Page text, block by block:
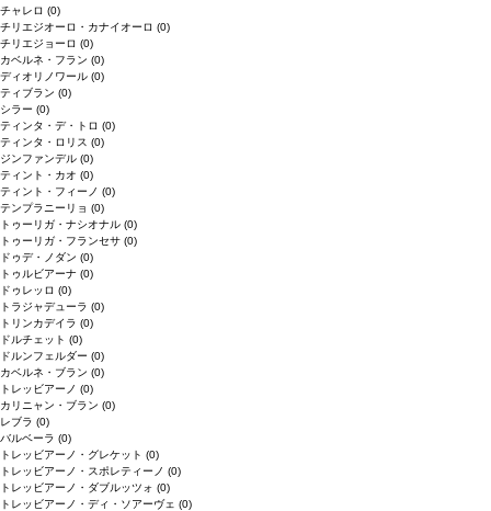
チャレロ (0)
チリエジオーロ・カナイオーロ (0)
チリエジョーロ (0)
カベルネ・フラン (0)
ディオリノワール (0)
ティブラン (0)
シラー (0)
ティンタ・デ・トロ (0)
ティンタ・ロリス (0)
ジンファンデル (0)
ティント・カオ (0)
ティント・フィーノ (0)
テンプラニーリョ (0)
トゥーリガ・ナシオナル (0)
トゥーリガ・フランセサ (0)
ドゥデ・ノダン (0)
トゥルビアーナ (0)
ドゥレッロ (0)
トラジャデューラ (0)
トリンカデイラ (0)
ドルチェット (0)
ドルンフェルダー (0)
カベルネ・ブラン (0)
トレッビアーノ (0)
カリニャン・ブラン (0)
レブラ (0)
バルベーラ (0)
トレッビアーノ・グレケット (0)
トレッビアーノ・スポレティーノ (0)
トレッビアーノ・ダブルッツォ (0)
トレッビアーノ・ディ・ソアーヴェ (0)